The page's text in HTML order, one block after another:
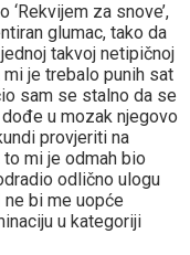
za snove’,
glumac, tako da
takvoj netipičnoj
je trebalo punih sat
sam se stalno da se
u mozak njegovo
provjeriti na
mi je odmah bio
odlično ulogu
ne bi me uopće
u kategoriji